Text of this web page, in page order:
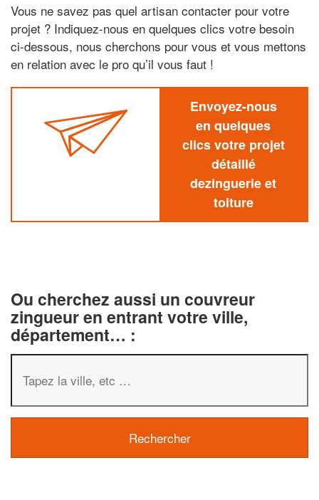
Vous ne savez pas quel artisan contacter pour votre
projet ? Indiquez-nous en quelques clics votre besoin
ci-dessous, nous cherchons pour vous et vous mettons
en relation avec le pro qu’il vous faut !
Envoyez-nous
en quelques
clics votre projet
détaillé
dezinguerie et
toiture
Ou cherchez aussi un couvreur
zingueur en entrant votre ville,
département… :